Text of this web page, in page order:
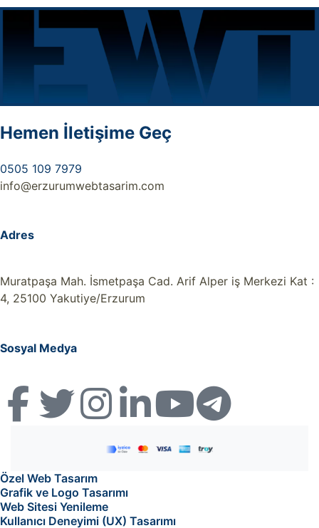
Hemen İletişime Geç
0505 109 7979
info@erzurumwebtasarim.com
Adres
Muratpaşa Mah. İsmetpaşa Cad. Arif Alper iş Merkezi Kat :
4, 25100 Yakutiye/Erzurum
Sosyal Medya
Özel Web Tasarım
Grafik ve Logo Tasarımı
Web Sitesi Yenileme
Kullanıcı Deneyimi (UX) Tasarımı